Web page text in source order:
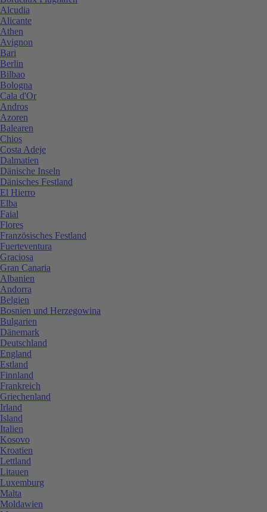
Alcudia
Alicante
Athen
Avignon
Bari
Berlin
Bilbao
Bologna
Cala d'Or
Andros
Azoren
Balearen
Chios
Costa Adeje
Dalmatien
Dänische Inseln
Dänisches Festland
El Hierro
Elba
Faial
Flores
Französisches Festland
Fuerteventura
Graciosa
Gran Canaria
Albanien
Andorra
Belgien
Bosnien und Herzegowina
Bulgarien
Dänemark
Deutschland
England
Estland
Finnland
Frankreich
Griechenland
Irland
Island
Italien
Kosovo
Kroatien
Lettland
Litauen
Luxemburg
Malta
Moldawien